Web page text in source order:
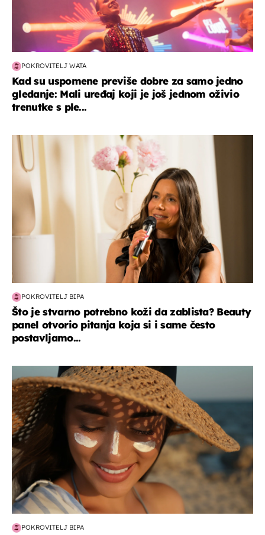
POKROVITELJ WATA
Kad su uspomene previše dobre za samo jedno
gledanje: Mali uređaj koji je još jednom oživio
trenutke s ple...
moda & ljepota
POKROVITELJ BIPA
Što je stvarno potrebno koži da zablista? Beauty
panel otvorio pitanja koja si i same često
postavljamo...
moda & ljepota
POKROVITELJ BIPA